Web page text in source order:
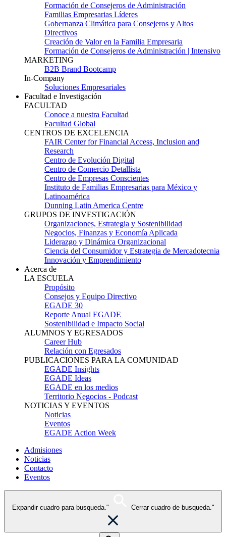
Formación de Consejeros de Administración
Familias Empresarias Líderes
Gobernanza Climática para Consejeros y Altos
Directivos
Creación de Valor en la Familia Empresaria
Formación de Consejeros de Administración | Intensivo
MARKETING
B2B Brand Bootcamp
In-Company
Soluciones Empresariales
Facultad e Investigación
FACULTAD
Conoce a nuestra Facultad
Facultad Global
CENTROS DE EXCELENCIA
FAIR Center for Financial Access, Inclusion and
Research
Centro de Evolución Digital
Centro de Comercio Detallista
Centro de Empresas Conscientes
Instituto de Familias Empresarias para México y
Latinoamérica
Dunning Latin America Centre
GRUPOS DE INVESTIGACIÓN
Organizaciones, Estrategia y Sostenibilidad
Negocios, Finanzas y Economía Aplicada
Liderazgo y Dinámica Organizacional
Ciencia del Consumidor y Estrategia de Mercadotecnia
Innovación y Emprendimiento
Acerca de
LA ESCUELA
Propósito
Consejos y Equipo Directivo
EGADE 30
Reporte Anual EGADE
Sostenibilidad e Impacto Social
ALUMNOS Y EGRESADOS
Career Hub
Relación con Egresados
PUBLICACIONES PARA LA COMUNIDAD
EGADE Insights
EGADE Ideas
EGADE en los medios
Territorio Negocios - Podcast
NOTICIAS Y EVENTOS
Noticias
Eventos
EGADE Action Week
Admisiones
Noticias
Contacto
Eventos
Expandir cuadro para busqueda." Cerrar cuadro de busqueda."